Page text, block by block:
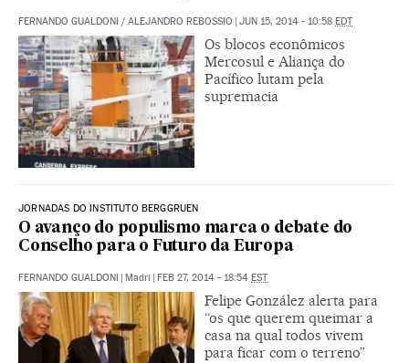
FERNANDO GUALDONI / ALEJANDRO REBOSSIO JUN 15, 2014 - 10:58 EDT
Os blocos econômicos
Mercosul e Aliança do
Pacífico lutam pela
supremacia
JORNADAS DO INSTITUTO BERGGRUEN
O avanço do populismo marca o debate do
Conselho para o Futuro da Europa
FERNANDO GUALDONI Madri FEB 27, 2014 - 18:54 EST
Felipe González alerta para
“os que querem queimar a
casa na qual todos vivem
para ficar com o terreno”